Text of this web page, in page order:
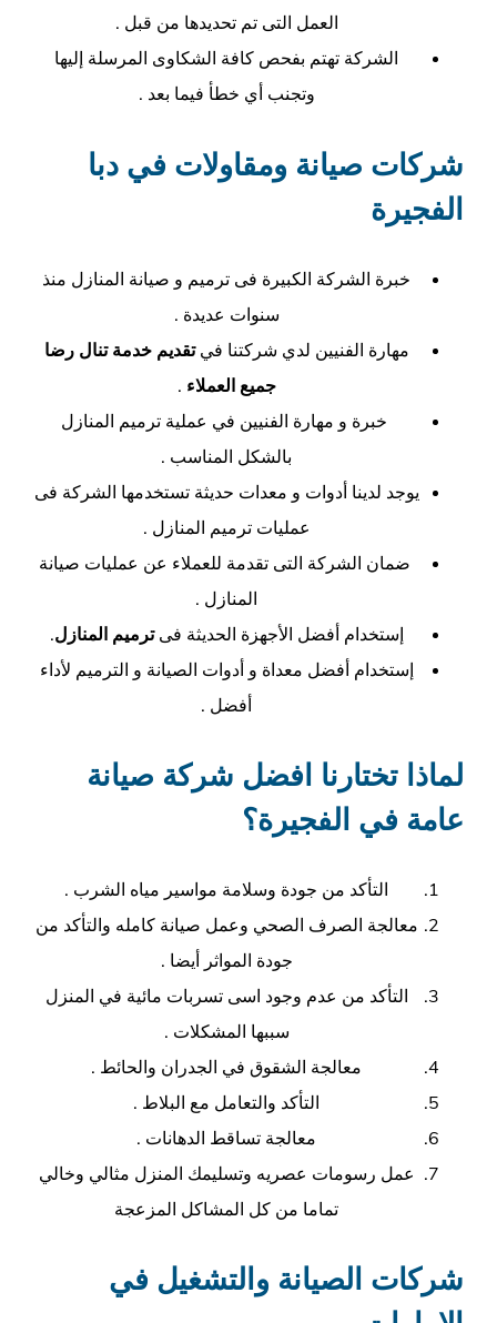
العمل التى تم تحديدها من قبل .
الشركة تهتم بفحص كافة الشكاوى المرسلة إليها
وتجنب أي خطأ فيما بعد .
شركات صيانة ومقاولات في دبا
الفجيرة
خبرة الشركة الكبيرة فى ترميم و صيانة المنازل منذ
سنوات عديدة .
مهارة الفنيين لدي شركتنا فيتقديم خدمة تنال رضا
جميع العملاء .
خبرة و مهارة الفنيين في عملية ترميم المنازل
بالشكل المناسب .
يوجد لدينا أدوات و معدات حديثة تستخدمها الشركة فى
عمليات ترميم المنازل .
ضمان الشركة التى تقدمة للعملاء عن عمليات صيانة
المنازل .
إستخدام أفضل الأجهزة الحديثة فى ترميم المنازل.
إستخدام أفضل معداة و أدوات الصيانة و الترميم لأداء
أفضل .
لماذا تختارنا افضل شركة صيانة
عامة في الفجيرة؟
التأكد من جودة وسلامة مواسير مياه الشرب .
معالجة الصرف الصحي وعمل صيانة كامله والتأكد من
جودة المواثر أيضا .
التأكد من عدم وجود اسى تسربات مائية في المنزل
سببها المشكلات .
معالجة الشقوق في الجدران والحائط .
التأكد والتعامل مع البلاط .
معالجة تساقط الدهانات .
عمل رسومات عصريه وتسليمك المنزل مثالي وخالي
تماما من كل المشاكل المزعجة
شركات الصيانة والتشغيل في